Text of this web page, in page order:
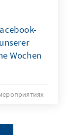
Wochen